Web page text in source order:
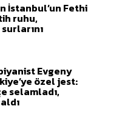
İstanbul’un Fethi
ruhu,
Evgeny
özel jest:
selamladı,